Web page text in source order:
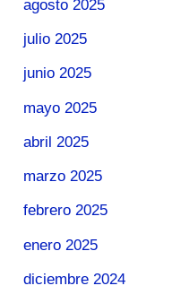
agosto 2025
julio 2025
junio 2025
mayo 2025
abril 2025
marzo 2025
febrero 2025
enero 2025
diciembre 2024